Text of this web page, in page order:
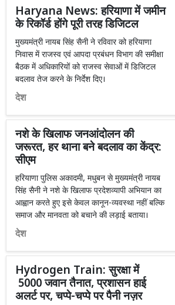
Haryana News: हरियाणा में जमीन
के रिकॉर्ड होंगे पूरी तरह डिजिटल
मुख्यमंत्री नायब सिंह सैनी ने रविवार को हरियाणा
निवास में राजस्व एवं आपदा प्रबंधन विभाग की समीक्षा
बैठक में अधिकारियों को राजस्व सेवाओं में डिजिटल
बदलाव तेज करने के निर्देश दिए।
देश
नशे के खिलाफ जनआंदोलन की
जरूरत, हर थाना बने बदलाव का केंद्र:
सीएम
हरियाणा पुलिस अकादमी, मधुबन से मुख्यमंत्री नायब
सिंह सैनी ने नशे के खिलाफ प्रदेशव्यापी अभियान का
आह्वान करते हुए इसे केवल कानून-व्यवस्था नहीं बल्कि
समाज और मानवता को बचाने की लड़ाई बताया।
देश
Hydrogen Train: सुरक्षा में
5000 जवान तैनात, प्रशासन हाई
अलर्ट पर, चप्पे-चप्पे पर पैनी नज़र